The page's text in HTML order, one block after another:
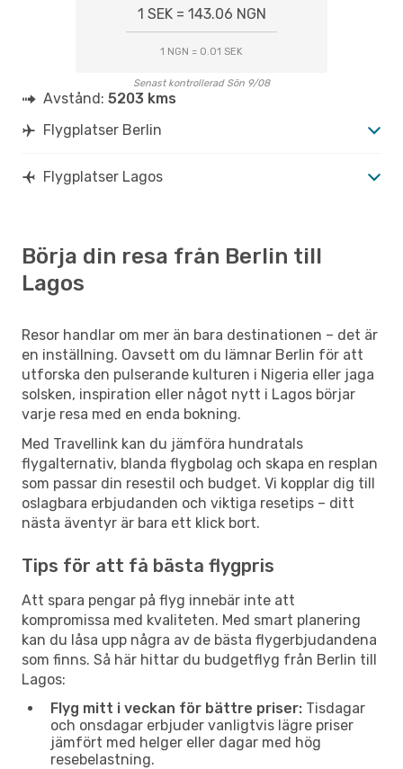
1 SEK = 143.06 NGN
1 NGN = 0.01 SEK
Senast kontrollerad Sön 9/08
Avstånd: 5203 kms
Flygplatser Berlin
Flygplatser Lagos
Börja din resa från Berlin till
Lagos
Resor handlar om mer än bara destinationen – det är
en inställning. Oavsett om du lämnar Berlin för att
utforska den pulserande kulturen i Nigeria eller jaga
solsken, inspiration eller något nytt i Lagos börjar
varje resa med en enda bokning.
Med Travellink kan du jämföra hundratals
flygalternativ, blanda flygbolag och skapa en resplan
som passar din resestil och budget. Vi kopplar dig till
oslagbara erbjudanden och viktiga resetips – ditt
nästa äventyr är bara ett klick bort.
Tips för att få bästa flygpris
Att spara pengar på flyg innebär inte att
kompromissa med kvaliteten. Med smart planering
kan du låsa upp några av de bästa flygerbjudandena
som finns. Så här hittar du budgetflyg från Berlin till
Lagos:
Flyg mitt i veckan för bättre priser: Tisdagar
och onsdagar erbjuder vanligtvis lägre priser
jämfört med helger eller dagar med hög
resebelastning.